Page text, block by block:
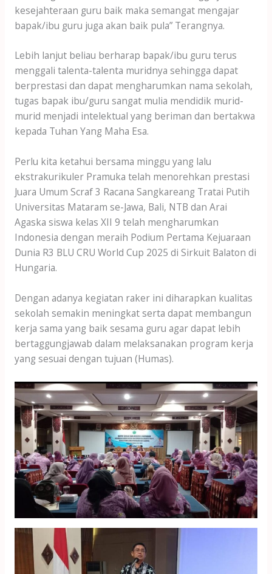
kesejahteraan guru baik maka semangat mengajar
bapak/ibu guru juga akan baik pula” Terangnya.
Lebih lanjut beliau berharap bapak/ibu guru terus
menggali talenta-talenta muridnya sehingga dapat
berprestasi dan dapat mengharumkan nama sekolah,
tugas bapak ibu/guru sangat mulia mendidik murid-
murid menjadi intelektual yang beriman dan bertakwa
kepada Tuhan Yang Maha Esa.
Perlu kita ketahui bersama minggu yang lalu
ekstrakurikuler Pramuka telah menorehkan prestasi
Juara Umum Scraf 3 Racana Sangkareang Tratai Putih
Universitas Mataram se-Jawa, Bali, NTB dan Arai
Agaska siswa kelas XII 9 telah mengharumkan
Indonesia dengan meraih Podium Pertama Kejuaraan
Dunia R3 BLU CRU World Cup 2025 di Sirkuit Balaton di
Hungaria.
Dengan adanya kegiatan raker ini diharapkan kualitas
sekolah semakin meningkat serta dapat membangun
kerja sama yang baik sesama guru agar dapat lebih
bertaggungjawab dalam melaksanakan program kerja
yang sesuai dengan tujuan (Humas).